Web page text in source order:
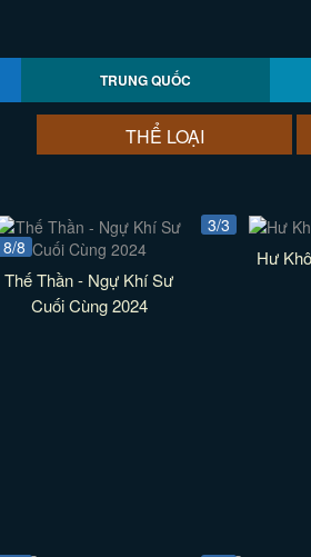
TRUNG QUỐC
THỂ LOẠI
8/8
Thế Thần - Ngự Khí Sư
Cuối Cùng 2024
3/3
Hư